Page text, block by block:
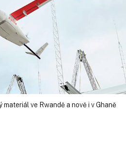
ve Rwandě a nově i v Ghaně